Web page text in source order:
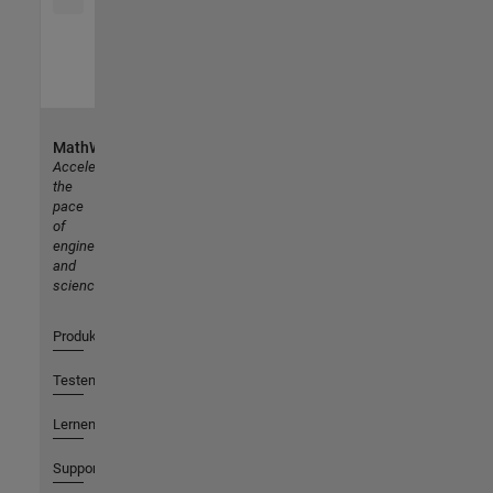
MathWorks
Accelerating
the
pace
of
engineering
and
science
Produkte
Testen oder Kaufen
Lernen
Support